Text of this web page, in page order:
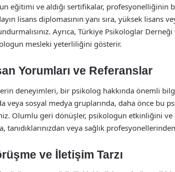
eğitimi ve aldığı sertifikalar, profesyonelliğinin
lisans diplomasının yanı sıra, yüksek
Ayrıca, Türkiye Psikologlar
mesleki yeterliliğini gösterir.
Yorumları ve Referanslar
deneyimleri, bir psikolog hakkında önemli
veya sosyal medya gruplarında, daha önce bu
Olumlu geri dönüşler, psikologun etkinliğini ve
tanıdıklarınızdan veya sağlık
ve İletişim Tarzı